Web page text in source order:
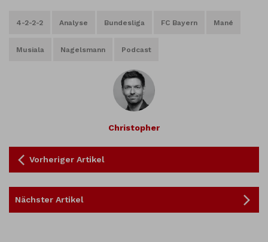
4-2-2-2 Analyse Bundesliga FC Bayern Mané
Musiala Nagelsmann Podcast
Christopher
Vorheriger Artikel
Nächster Artikel